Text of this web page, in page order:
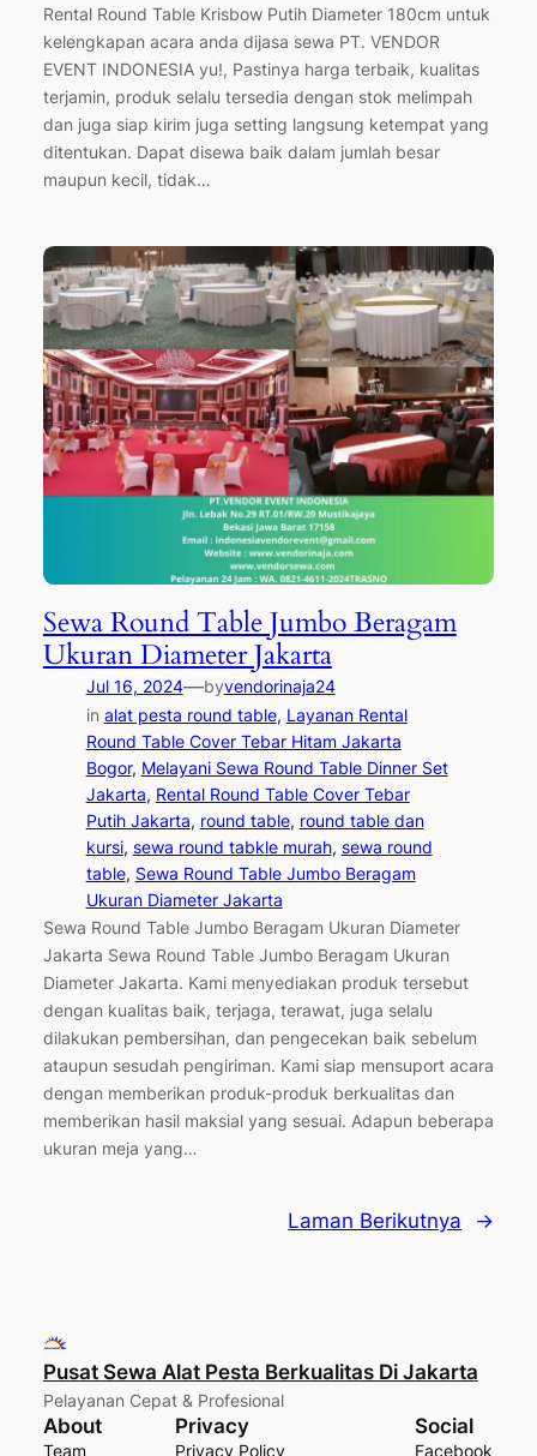
Rental Round Table Krisbow Putih Diameter 180cm untuk
kelengkapan acara anda dijasa sewa PT. VENDOR
EVENT INDONESIA yu!, Pastinya harga terbaik, kualitas
terjamin, produk selalu tersedia dengan stok melimpah
dan juga siap kirim juga setting langsung ketempat yang
ditentukan. Dapat disewa baik dalam jumlah besar
maupun kecil, tidak…
Sewa Round Table Jumbo Beragam
Ukuran Diameter Jakarta
Jul 16, 2024—byvendorinaja24
in alat pesta round table, Layanan Rental
Round Table Cover Tebar Hitam Jakarta
Bogor, Melayani Sewa Round Table Dinner Set
Jakarta, Rental Round Table Cover Tebar
Putih Jakarta, round table, round table dan
kursi, sewa round tabkle murah, sewa round
table, Sewa Round Table Jumbo Beragam
Ukuran Diameter Jakarta
Sewa Round Table Jumbo Beragam Ukuran Diameter
Jakarta Sewa Round Table Jumbo Beragam Ukuran
Diameter Jakarta. Kami menyediakan produk tersebut
dengan kualitas baik, terjaga, terawat, juga selalu
dilakukan pembersihan, dan pengecekan baik sebelum
ataupun sesudah pengiriman. Kami siap mensuport acara
dengan memberikan produk-produk berkualitas dan
memberikan hasil maksial yang sesuai. Adapun beberapa
ukuran meja yang…
Laman Berikutnya →
Pusat Sewa Alat Pesta Berkualitas Di Jakarta
Pelayanan Cepat & Profesional
About
Team
Privacy
Privacy Policy
Social
Facebook